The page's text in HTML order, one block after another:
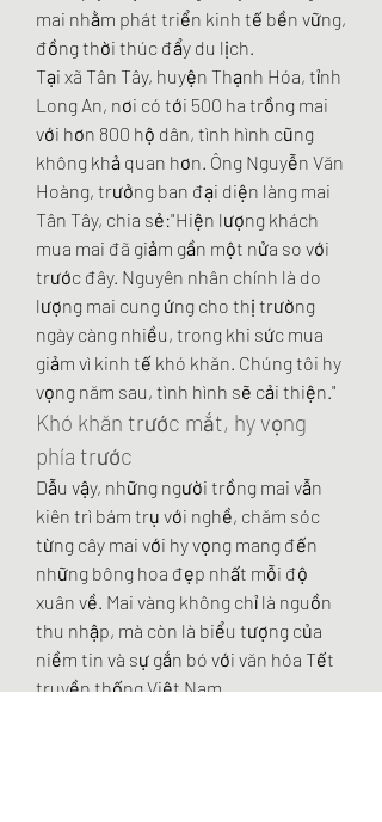
mai nhằm phát triển kinh tế bền vững,
đồng thời thúc đẩy du lịch.
Tại xã Tân Tây, huyện Thạnh Hóa, tỉnh
Long An, nơi có tới 500 ha trồng mai
với hơn 800 hộ dân, tình hình cũng
không khả quan hơn. Ông Nguyễn Văn
Hoàng, trưởng ban đại diện làng mai
Tân Tây, chia sẻ:"Hiện lượng khách
mua mai đã giảm gần một nửa so với
trước đây. Nguyên nhân chính là do
lượng mai cung ứng cho thị trường
ngày càng nhiều, trong khi sức mua
giảm vì kinh tế khó khăn. Chúng tôi hy
vọng năm sau, tình hình sẽ cải thiện."
Khó khăn trước mắt, hy vọng
phía trước
Dẫu vậy, những người trồng mai vẫn
kiên trì bám trụ với nghề, chăm sóc
từng cây mai với hy vọng mang đến
những bông hoa đẹp nhất mỗi độ
xuân về. Mai vàng không chỉ là nguồn
thu nhập, mà còn là biểu tượng của
niềm tin và sự gắn bó với văn hóa Tết
truyền thống Việt Nam.